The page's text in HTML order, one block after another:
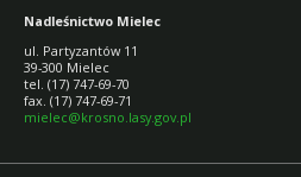
Nadleśnictwo Mielec
ul. Partyzantów 11
39-300 Mielec
tel. (17) 747-69-70
fax. (17) 747-69-71
mielec@krosno.lasy.gov.pl